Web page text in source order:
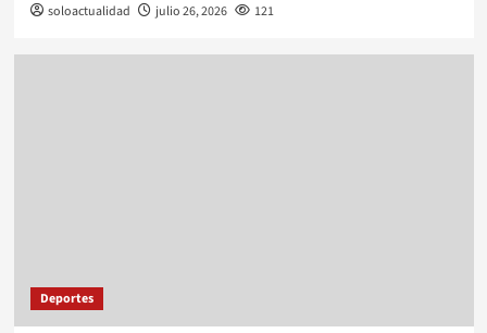
soloactualidad julio 26, 2026 121
Deportes